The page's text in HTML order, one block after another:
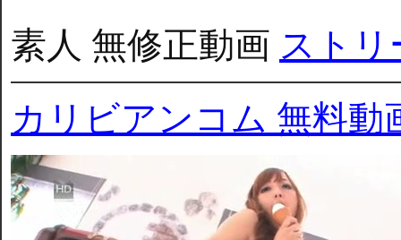
素人 無修正動画 ストリ
カリビアンコム 無料動